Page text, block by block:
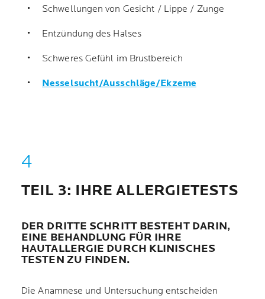
Schwellungen von Gesicht / Lippe / Zunge
Entzündung des Halses
Schweres Gefühl im Brustbereich
Nesselsucht/Ausschläge/Ekzeme
TEIL 3: IHRE ALLERGIETESTS
DER DRITTE SCHRITT BESTEHT DARIN,
EINE BEHANDLUNG FÜR IHRE
HAUTALLERGIE DURCH KLINISCHES
TESTEN ZU FINDEN.
Die Anamnese und Untersuchung entscheiden